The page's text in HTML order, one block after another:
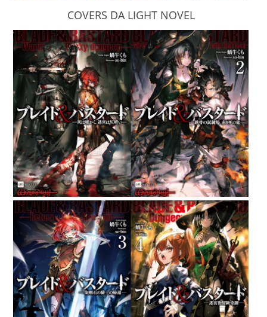
COVERS DA LIGHT NOVEL